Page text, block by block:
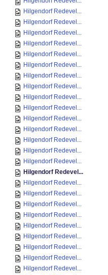
Hilgendorf Redevel...
Hilgendorf Redevel...
Hilgendorf Redevel...
Hilgendorf Redevel...
Hilgendorf Redevel...
Hilgendorf Redevel...
Hilgendorf Redevel...
Hilgendorf Redevel...
Hilgendorf Redevel...
Hilgendorf Redevel...
Hilgendorf Redevel...
Hilgendorf Redevel...
Hilgendorf Redevel...
Hilgendorf Redevel...
Hilgendorf Redevel...
Hilgendorf Redevel...
Hilgendorf Redevel...
Hilgendorf Redevel...
Hilgendorf Redevel...
Hilgendorf Redevel...
Hilgendorf Redevel...
Hilgendorf Redevel...
Hilgendorf Redevel...
Hilgendorf Redevel...
Hilgendorf Redevel...